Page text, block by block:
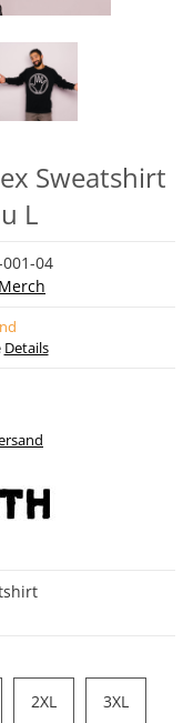
Sweatshirt
L
04
Details
2XL2XL 3XL3XL